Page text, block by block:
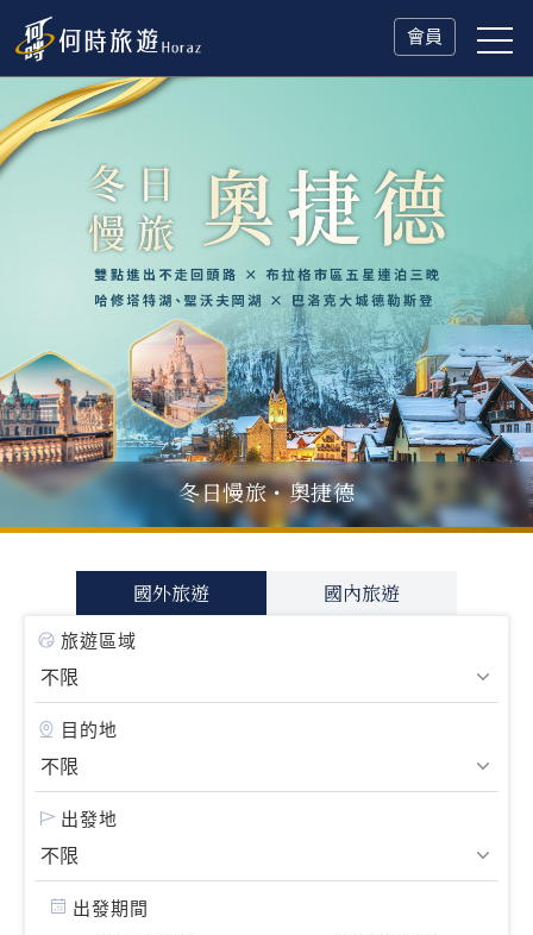
會員
父親節．限時特別企劃
一人旅行Solo Travel
山海雙享・北海道冬日慢旅・奧捷德
國外旅遊 國內旅遊
旅遊區域
目的地
出發地
出發期間